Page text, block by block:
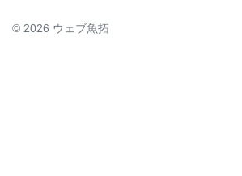
© 2026 ウェブ魚拓